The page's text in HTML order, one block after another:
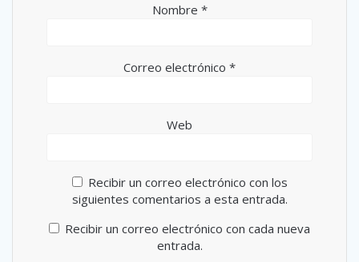
Nombre *
Correo electrónico *
Web
Recibir un correo electrónico con los
siguientes comentarios a esta entrada.
Recibir un correo electrónico con cada nueva
entrada.